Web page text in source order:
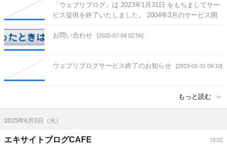
「ウェブリブログ」は 2023年1月31日 をもちましてサー
ビス提供を終了いたしました。 2004年3月のサービス開
04 02:56]
お問い合わせ [2025-07-04 02:56]
ウェブリブログサービス終了のお知らせ [2023-01-31 09:10]
もっと読む
2025年6月3日（火）
15:02
エキサイトブログCAFE